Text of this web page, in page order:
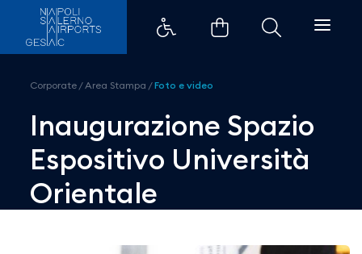
Inaugurazione Spazio
Corporate /Area Stampa /Foto e video
Inaugurazione Spazio
Espositivo Università
Orientale